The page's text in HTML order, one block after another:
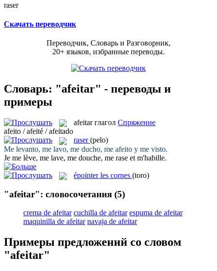
raser
Скачать переводчик
Переводчик, Словарь и Разговорник,
20+ языков, избранные переводы.
Словарь: "afeitar" - переводы и
примеры
afeitar глагол Спряжение
afeito / afeité / afeitado
raser (pelo)
Me levanto, me lavo, me ducho, me afeito y me visto.
Je me lève, me lave, me douche, me rase et m'habille.
épointer les cornes (toro)
"afeitar": словосочетания (5)
crema de afeitar cuchilla de afeitar espuma de afeitar
maquinilla de afeitar navaja de afeitar
Примеры предложений со словом
"afeitar"